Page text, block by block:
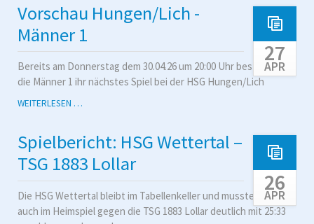
MÄNNER1
Vorschau Hungen/Lich -
Männer 1
27
APR
Bereits am Donnerstag dem 30.04.26 um 20:00 Uhr bestreiten
die Männer 1 ihr nächstes Spiel bei der HSG Hungen/Lich
WEITERLESEN …VORSCHAU
MÄNNER
1
Spielbericht: HSG Wettertal –
TSG 1883 Lollar
26
APR
Die HSG Wettertal bleibt im Tabellenkeller und musste sich
auch im Heimspiel gegen die TSG 1883 Lollar deutlich mit 25:33